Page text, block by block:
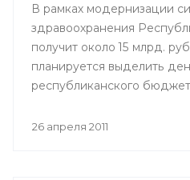
В рамках модернизации
здравоохранения
получит около 15 млрд.
планируется выделить
республиканского
базы медицинских
26 апреля 2011